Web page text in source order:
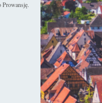
Francji
się o tym, że samochód to
Daje ogromne poczucie
w spełnieniu…